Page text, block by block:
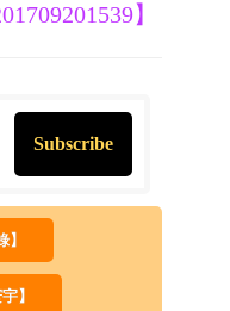
】
】
】